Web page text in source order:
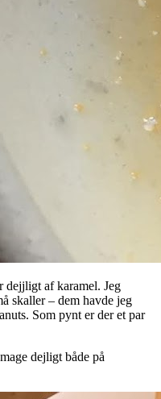
dejjligt af karamel. Jeg
skaller – dem havde jeg
Som pynt er der et par
dejligt både på